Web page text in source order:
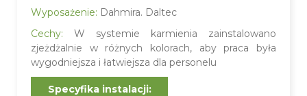
Wyposażenie: Dahmira. Daltec
Cechy: W systemie karmienia zainstalowano
zjeżdżalnie w różnych kolorach, aby praca była
wygodniejsza i łatwiejsza dla personelu
Specyfika instalacji: